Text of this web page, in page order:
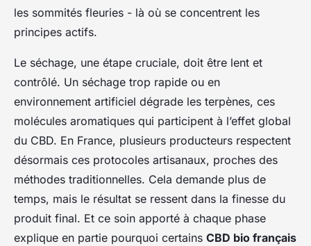
les sommités fleuries - là où se concentrent les
principes actifs.
Le séchage, une étape cruciale, doit être lent et
contrôlé. Un séchage trop rapide ou en
environnement artificiel dégrade les terpènes, ces
molécules aromatiques qui participent à l’effet global
du CBD. En France, plusieurs producteurs respectent
désormais ces protocoles artisanaux, proches des
méthodes traditionnelles. Cela demande plus de
temps, mais le résultat se ressent dans la finesse du
produit final. Et ce soin apporté à chaque phase
explique en partie pourquoi certains CBD bio français